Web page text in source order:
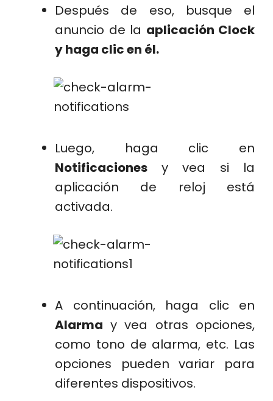
Después de eso, busque el
anuncio de la aplicación Clock
y haga clic en él.
Luego, haga clic en
Notificaciones y vea si la
aplicación de reloj está
activada.
A continuación, haga clic en
Alarma y vea otras opciones,
como tono de alarma, etc. Las
opciones pueden variar para
diferentes dispositivos.